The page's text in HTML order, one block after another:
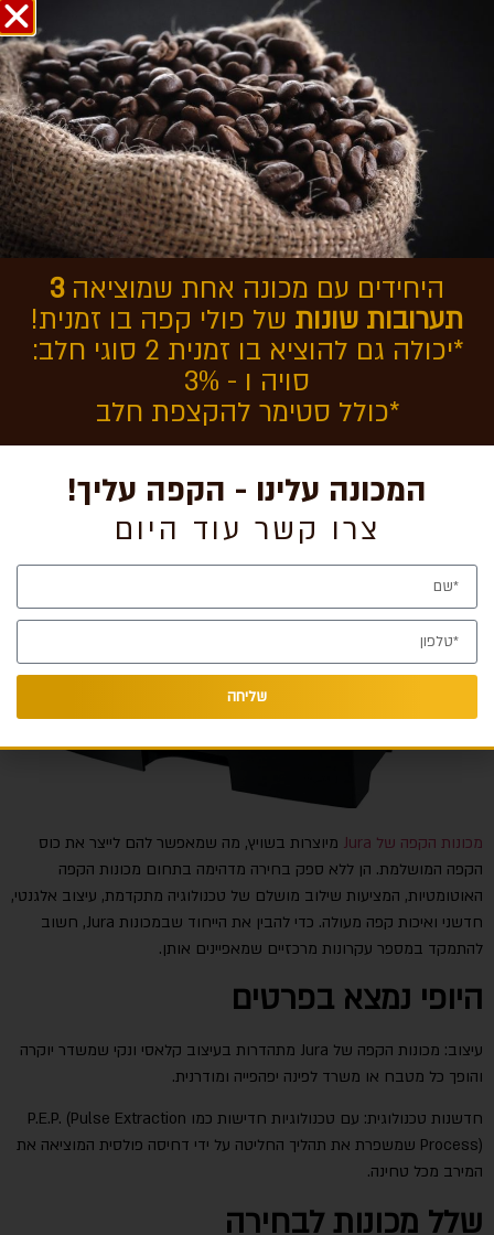
מדריך מקיף על מכונות הקפה
של Jura
מכונות הקפה של Jura
מיוצרות בשויץ, מה שמאפשר להם לייצר את כוס
הקפה המושלמת. הן ללא ספק בחירה מדהימה בתחום מכונות הקפה
האוטומטיות, המציעות שילוב מושלם של טכנולוגיה מתקדמת, עיצוב אלגנטי,
חדשני ואיכות קפה מעולה. כדי להבין את הייחוד שבמכונות Jura, חשוב
להתמקד במספר עקרונות מרכזיים שמאפיינים אותן.
היופי נמצא בפרטים
עיצוב: מכונות הקפה של Jura מתהדרות בעיצוב קלאסי ונקי שמשדר יוקרה
והופך כל מטבח או משרד לפינה יפהפייה ומודרנית.
חדשנות טכנולוגית: עם טכנולוגיות חדישות כמו P.E.P. (Pulse Extraction
Process) שמשפרת את תהליך החליטה על ידי דחיסה פולסית המוציאה את
המירב מכל טחינה.
שלל מכונות לבחירה
היחידים עם מכונה אחת שמוציאה3
תערובות שונות של פולי קפה בו זמנית!
*יכולה גם להוציא בו זמנית 2 סוגי חלב:
סויה ו - 3%
*כולל סטימר להקצפת חלב
המכונה עלינו - הקפה עליך!
צרו קשר עוד היום
שליחה